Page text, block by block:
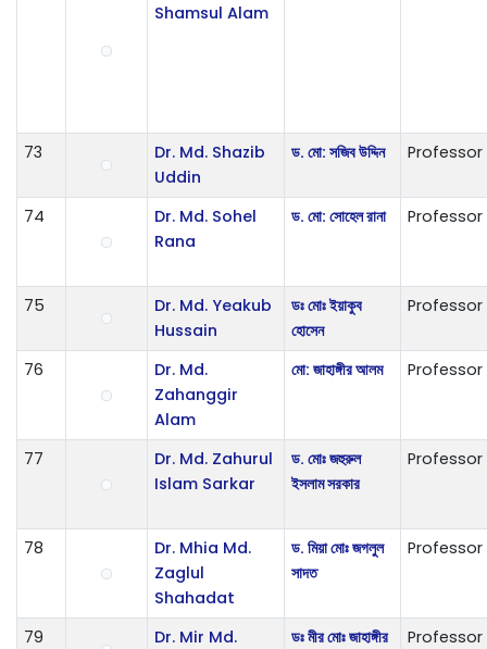
Shamsul Alam
73
Dr. Md. Shazib
Uddin
ড. মো: সজিব উদ্দিন Professor
74
Dr. Md. Sohel
Rana
ড. মো: সোহেল রানা Professor
75
Dr. Md. Yeakub
Hussain
ডঃ মোঃ ইয়াকুব
হোসেন
Professor
76
Dr. Md.
Zahanggir
Alam
মো: জাহাঙ্গীর আলম Professor
77
Dr. Md. Zahurul
Islam Sarkar
ড. মোঃ জহুরুল
ইসলাম সরকার
Professor
78
Dr. Mhia Md.
Zaglul
Shahadat
ড. মিয়া মোঃ জগলুল
সাদত
Professor
79
Dr. Mir Md.
ডঃ মীর মোঃ জাহাঙ্গীর
Professor